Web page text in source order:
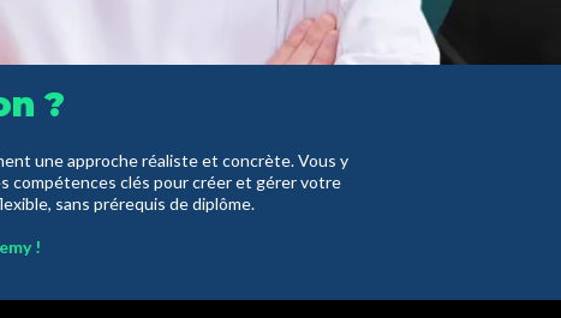
?
une approche réaliste et concrète. Vous y
compétences clés pour créer et gérer votre
sans prérequis de diplôme.
!